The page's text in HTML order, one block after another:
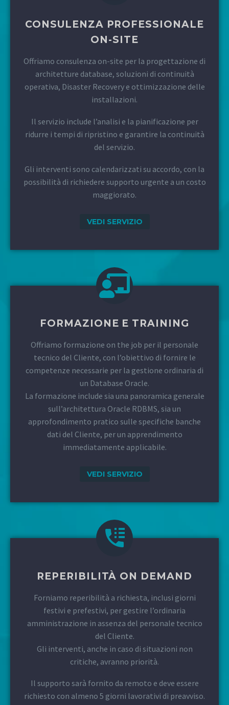
CONSULENZA PROFESSIONALE
ON-SITE
Offriamo consulenza on-site per la progettazione di
architetture database, soluzioni di continuità
operativa, Disaster Recovery e ottimizzazione delle
installazioni.
Il servizio include l’analisi e la pianificazione per
ridurre i tempi di ripristino e garantire la continuità
del servizio.
Gli interventi sono calendarizzati su accordo, con la
possibilità di richiedere supporto urgente a un costo
maggiorato.
VEDI SERVIZIO
FORMAZIONE E TRAINING
Offriamo formazione on the job per il personale
tecnico del Cliente, con l’obiettivo di fornire le
competenze necessarie per la gestione ordinaria di
un Database Oracle.
La formazione include sia una panoramica generale
sull’architettura Oracle RDBMS, sia un
approfondimento pratico sulle specifiche banche
dati del Cliente, per un apprendimento
immediatamente applicabile.
VEDI SERVIZIO
REPERIBILITÀ ON DEMAND
Forniamo reperibilità a richiesta, inclusi giorni
festivi e prefestivi, per gestire l’ordinaria
amministrazione in assenza del personale tecnico
del Cliente.
Gli interventi, anche in caso di situazioni non
critiche, avranno priorità.
Il supporto sarà fornito da remoto e deve essere
richiesto con almeno 5 giorni lavorativi di preavviso.